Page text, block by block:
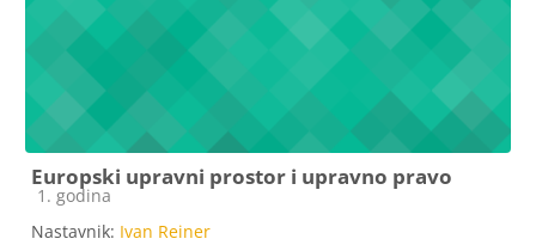
Europski upravni prostor i upravno pravo
Kategorija e-kolegija
1. godina
Nastavnik: Ivan Reiner